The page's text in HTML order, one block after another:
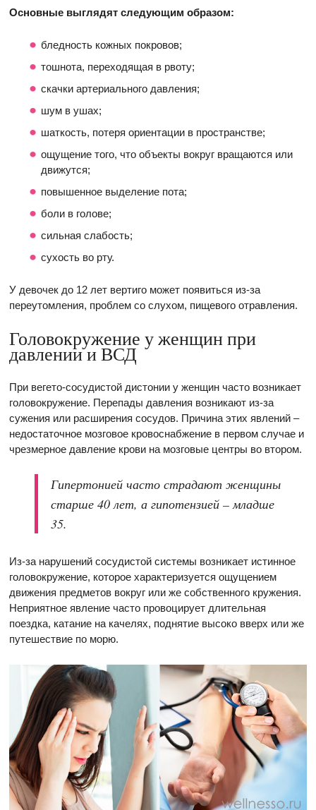
Основные выглядят следующим образом:
бледность кожных покровов;
тошнота, переходящая в рвоту;
скачки артериального давления;
шум в ушах;
шаткость, потеря ориентации в пространстве;
ощущение того, что объекты вокруг вращаются или
движутся;
повышенное выделение пота;
боли в голове;
сильная слабость;
сухость во рту.
У девочек до 12 лет вертиго может появиться из-за
переутомления, проблем со слухом, пищевого отравления.
Головокружение у женщин при
давлении и ВСД
При вегето-сосудистой дистонии у женщин часто возникает
головокружение. Перепады давления возникают из-за
сужения или расширения сосудов. Причина этих явлений –
недостаточное мозговое кровоснабжение в первом случае и
чрезмерное давление крови на мозговые центры во втором.
Гипертонией часто страдают женщины
старше 40 лет, а гипотензией – младше
35.
Из-за нарушений сосудистой системы возникает истинное
головокружение, которое характеризуется ощущением
движения предметов вокруг или же собственного кружения.
Неприятное явление часто провоцирует длительная
поездка, катание на качелях, поднятие высоко вверх или же
путешествие по морю.